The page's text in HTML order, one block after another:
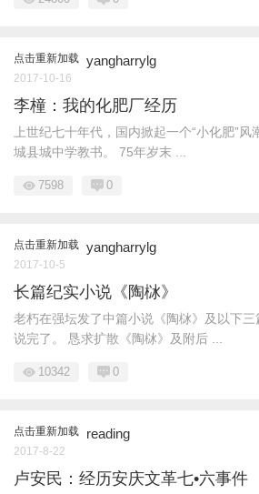
点击重新加载 yangharrylg
2017-10-16
李橦：我的化肥厂经历
上世纪七十年代，国内掀起一个“小化肥”
城县城中学教书。 75年岁末 ...
7598 0
点击重新加载 yangharrylg
2017-10-5
长篇纪实小说《陶栤》
老朽在强坛发了中篇小说《陶栤》及以下
说完了。 恳求扩散《陶栤》及附后 ...
10342 0
点击重新加载 reading
2017-8-22
卢安民：经历安庆文革七•六事件